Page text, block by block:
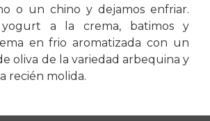
o un chino y dejamos enfriar.
yogurt a la crema, batimos y
en frio aromatizada con un
oliva de la variedad arbequina y
recién molida.